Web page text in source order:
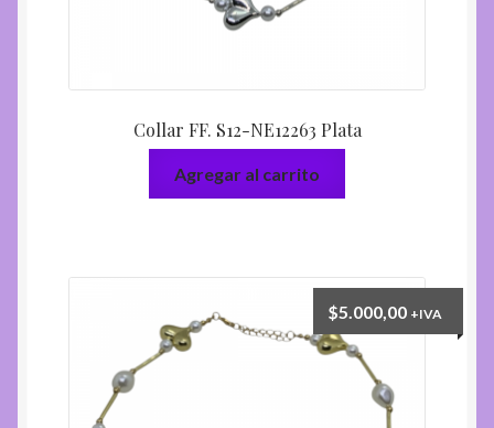
Collar FF. S12-NE12263 Plata
Agregar al carrito
$5.000,00 +IVA